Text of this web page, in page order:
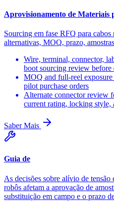
Aprovisionamento de Materiais
Sourcing em fase RFQ para
alternativas, MOQ, prazo,
Wire, terminal, connector,
boot sourcing review before
MOQ and full-reel
pilot purchase orders
Alternate connector review
current rating, locking style,
Saber Mais
Guia de
As decisões sobre alívio de
robôs afetam a aprovação de
substituição em campo e o prazo